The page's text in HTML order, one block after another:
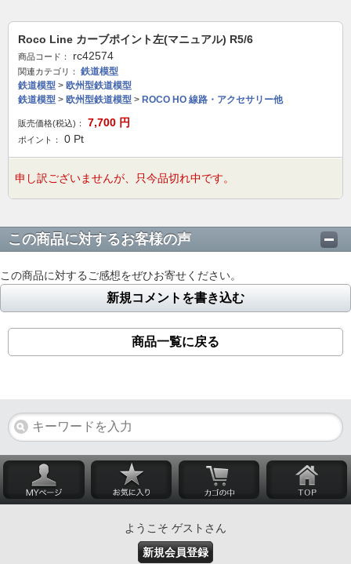
Roco Line カーブポイント左(マニュアル) R5/6
商品コード： rc42574
関連カテゴリ：
鉄道模型
鉄道模型 > 欧州型鉄道模型
鉄道模型 > 欧州型鉄道模型 > ROCO HO 線路・アクセサリー他
販売価格(税込)： 7,700 円
ポイント： 0 Pt
申し訳ございませんが、只今品切れ中です。
この商品に対するお客様の声
この商品に対するご感想をぜひお寄せください。
新規コメントを書き込む
商品一覧に戻る
ようこそ ゲストさん
新規会員登録